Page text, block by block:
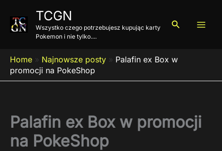
treści
TCGN
Wszystko czego potrzebujesz kupując karty
Pokemon i nie tylko....
Szukaj
Home » Najnowsze posty » Palafin ex Box w
promocji na PokeShop
Palafin ex Box w promocji
na PokeShop